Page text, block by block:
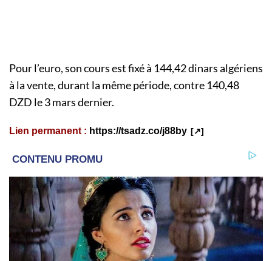
Pour l’euro, son cours est fixé à 144,42 dinars algériens
à la vente, durant la même période, contre 140,48
DZD le 3 mars dernier.
Lien permanent : https://tsadz.co/j88by